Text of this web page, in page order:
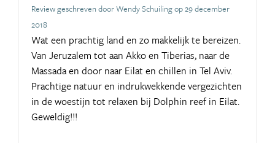
Review geschreven door Wendy Schuiling op 29 december
2018
Wat een prachtig land en zo makkelijk te bereizen.
Van Jeruzalem tot aan Akko en Tiberias, naar de
Massada en door naar Eilat en chillen in Tel Aviv.
Prachtige natuur en indrukwekkende vergezichten
in de woestijn tot relaxen bij Dolphin reef in Eilat.
Geweldig!!!